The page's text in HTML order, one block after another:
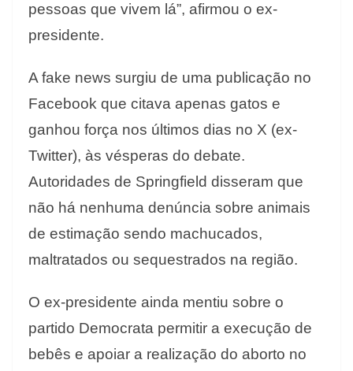
pessoas que vivem lá”, afirmou o ex-
presidente.
A fake news surgiu de uma publicação no
Facebook que citava apenas gatos e
ganhou força nos últimos dias no X (ex-
Twitter), às vésperas do debate.
Autoridades de Springfield disseram que
não há nenhuma denúncia sobre animais
de estimação sendo machucados,
maltratados ou sequestrados na região.
O ex-presidente ainda mentiu sobre o
partido Democrata permitir a execução de
bebês e apoiar a realização do aborto no